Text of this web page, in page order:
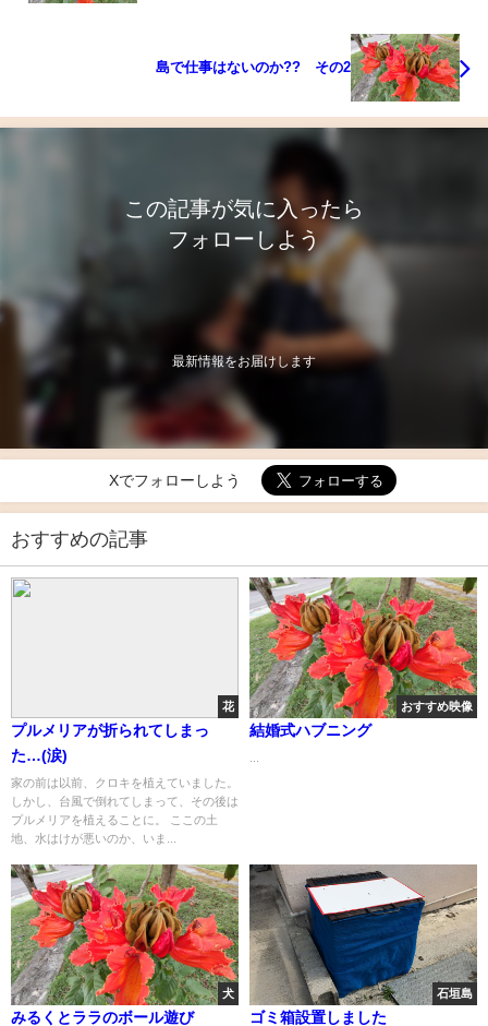
島で仕事はないのか?? その2
この記事が気に入ったら
フォローしよう
最新情報をお届けします
Xでフォローしよう
おすすめの記事
花
プルメリアが折られてしまっ
た…(涙)
家の前は以前、クロキを植えていました。
しかし、台風で倒れてしまって、その後は
プルメリアを植えることに。 ここの土
地、水はけが悪いのか、いま...
おすすめ映像
結婚式ハブニング
犬
みるくとララのボール遊び
石垣島
ゴミ箱設置しました